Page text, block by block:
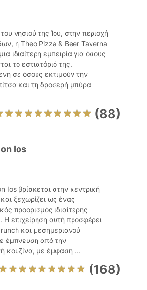
νησιού της Ίου, στην περιοχή
η Theo Pizza & Beer Taverna
ιδιαίτερη εμπειρία για όσους
το εστιατόριό της.
σε όσους εκτιμούν την
και τη δροσερή μπύρα,
(88)
Ios
Ios βρίσκεται στην κεντρική
ξεχωρίζει ως ένας
προορισμός ιδιαίτερης
Η επιχείρηση αυτή προσφέρει
και μεσημεριανού
έμπνευση από την
κουζίνα, με έμφαση ...
(168)